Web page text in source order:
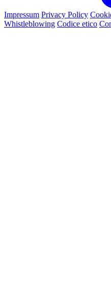
Impressum Privacy Policy
Whistleblowing Codice etico